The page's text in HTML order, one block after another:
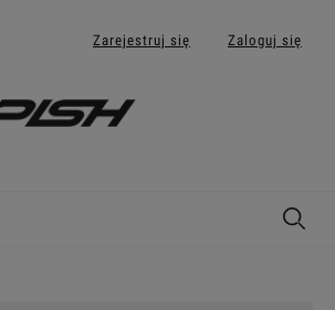
Zarejestruj się Zaloguj się